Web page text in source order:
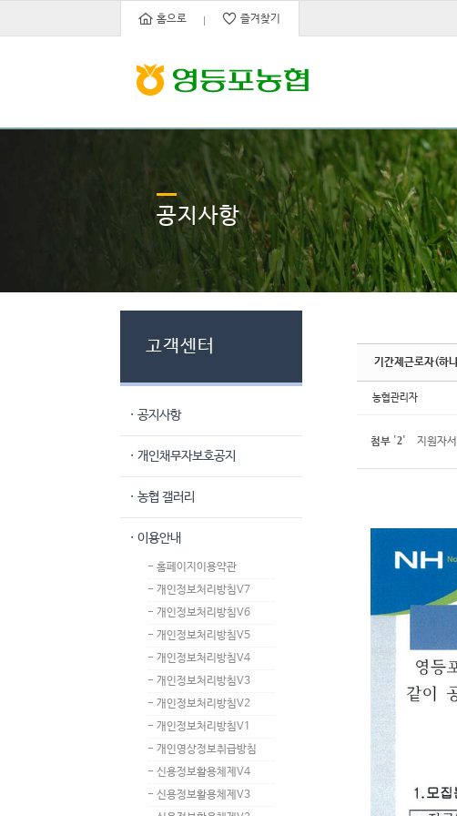
홈으로 즐겨찾기
공지사항
고객센터
· 공지사항
· 개인채무자보호공지
· 농협 갤러리
· 이용안내
- 홈페이지이용약관
- 개인정보처리방침V7
- 개인정보처리방침V6
- 개인정보처리방침V5
- 개인정보처리방침V4
- 개인정보처리방침V3
- 개인정보처리방침V2
- 개인정보처리방침V1
- 개인영상정보취급방침
- 신용정보활용체제V4
- 신용정보활용체제V3
기간제근로자(하
농협관리자
첨부 '2' 지원자